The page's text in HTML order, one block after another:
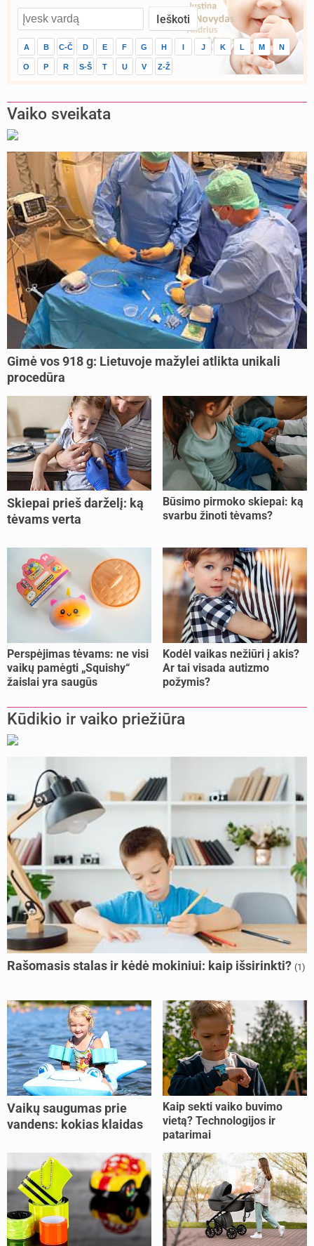
A B C-Č D E F G H J K L M N
O P R S-Š T U V Z-Ž
Vaiko sveikata
Gimė vos 918 g: Lietuvoje mažylei atlikta unikali
procedūra
Skiepai prieš darželį: ką
tėvams verta
Būsimo pirmoko skiepai: ką
svarbu žinoti tėvams?
Perspėjimas tėvams: ne visi
vaikų pamėgti „Squishy“
žaislai yra saugūs
Kodėl vaikas nežiūri į akis?
Ar tai visada autizmo
požymis?
Kūdikio ir vaiko priežiūra
Rašomasis stalas ir kėdė mokiniui: kaip išsirinkti? (1)
Vaikų saugumas prie
vandens: kokias klaidas
Kaip sekti vaiko buvimo
vietą? Technologijos ir
patarimai